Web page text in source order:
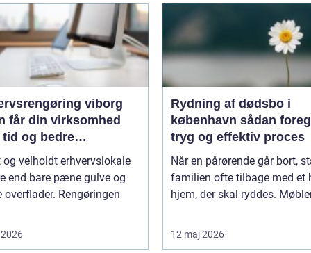
viborg
får din virksomhed
tid og bedre
og velholdt erhvervslokale
end bare pæne gulve og
overflader. Rengøringen
Rydning af dødsbo i
københavn sådan foregår en
tryg og effektiv proces
Når en pårørende går bort,
familien ofte tilbage med et
hjem, der skal ryddes.
12 maj 2026